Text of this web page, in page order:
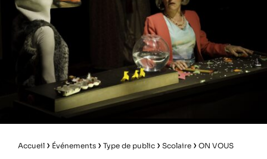
Accueil › Événements › Type de public › Scolaire › ON VOUS